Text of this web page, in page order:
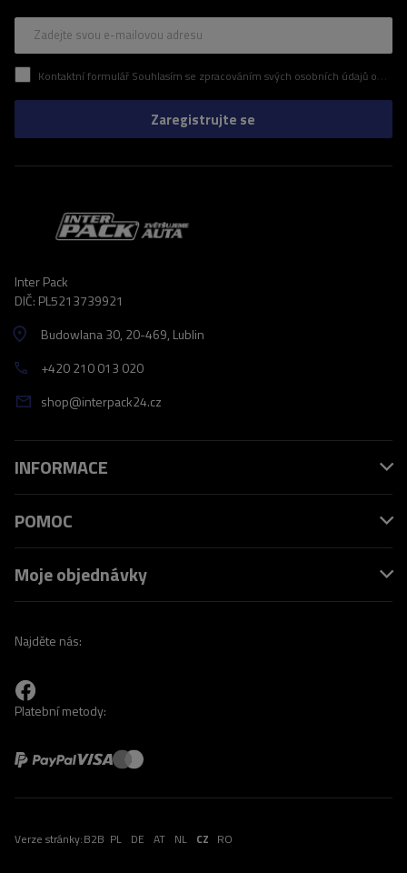
Zadejte svou e-mailovou adresu
Kontaktní formulář Souhlasím se zpracováním svých osobních údajů obsažených v kontaktním formuláři v souladu s nařízením Evropského parlamentu a Rady (EU)
Zaregistrujte se
Inter Pack
DIČ: PL5213739921
Budowlana 30, 20-469, Lublin
+420 210 013 020
shop@interpack24.cz
INFORMACE
POMOC
Moje objednávky
Najděte nás:
Platební metody:
Verze stránky:B2B PL DE AT NL CZ RO